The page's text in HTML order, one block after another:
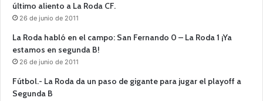
último aliento a La Roda CF.
26 de junio de 2011
La Roda habló en el campo: San Fernando 0 – La Roda 1 ¡Ya
estamos en segunda B!
26 de junio de 2011
Fútbol.- La Roda da un paso de gigante para jugar el playoff a
Segunda B